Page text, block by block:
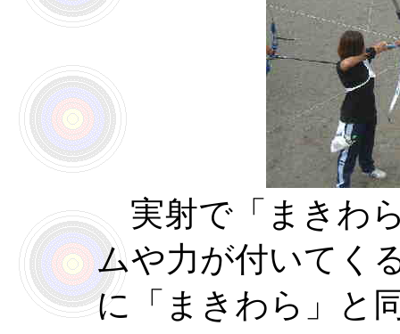
実射で「まきわ
ムや力が付いてく
に「まきわら」と